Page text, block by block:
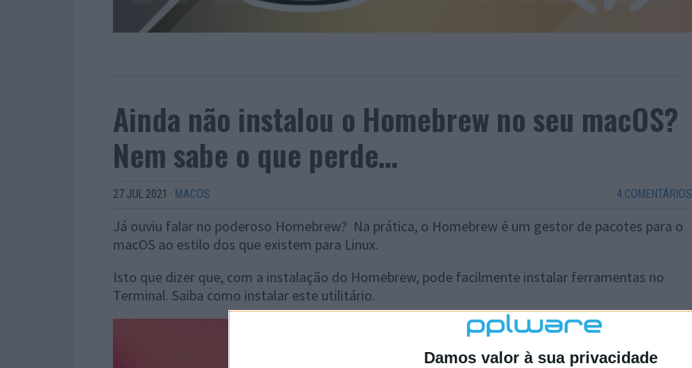
Damos valor à sua privacidade
Ainda não instalou o Homebrew no seu macOS?
Nem sabe o que perde…
27 JUL 2021 · MACOS 4 COMENTÁRIOS
Já ouviu falar no poderoso Homebrew? Na prática, o Homebrew é um gestor de pacotes para o
macOS ao estilo dos que existem para Linux.
Isto que dizer que, com a instalação do Homebrew, pode facilmente instalar ferramentas no
Terminal. Saiba como instalar este utilitário.